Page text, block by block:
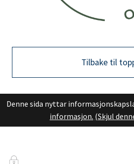
Tilbake til
Denne sida nyttar
informasjon. (Skjul